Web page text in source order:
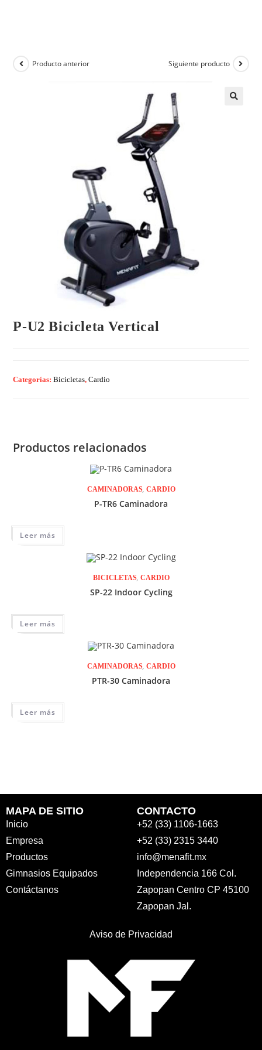
Producto anterior Siguiente producto
P-U2 Bicicleta Vertical
Categorías:Bicicletas,Cardio
Productos relacionados
CAMINADORAS, CARDIO
P-TR6 Caminadora
Leer más
BICICLETAS, CARDIO
SP-22 Indoor Cycling
Leer más
CAMINADORAS, CARDIO
PTR-30 Caminadora
Leer más
MAPA DE SITIO
Inicio
Empresa
Productos
Gimnasios Equipados
Contáctanos
CONTACTO
+52 (33) 1106-1663
+52 (33) 2315 3440
info@menafit.mx
Independencia 166 Col.
Zapopan Centro CP 45100
Zapopan Jal.
Aviso de Privacidad